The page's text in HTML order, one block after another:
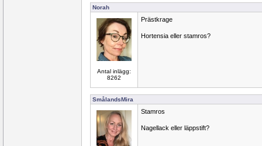
Norah
Antal inlägg:
8262
Prästkrage
Hortensia eller stamros?
SmålandsMira
Stamros
Nagellack eller läppstift?